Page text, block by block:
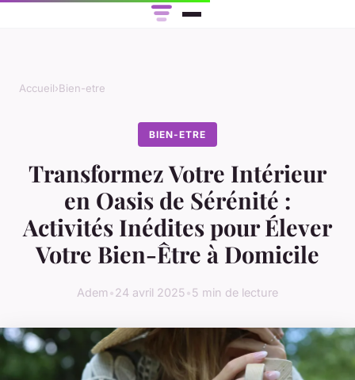
Accueil›Bien-etre
BIEN-ETRE
Transformez Votre Intérieur
en Oasis de Sérénité :
Activités Inédites pour Élever
Votre Bien-Être à Domicile
Adem•24 avril 2025•5 min de lecture